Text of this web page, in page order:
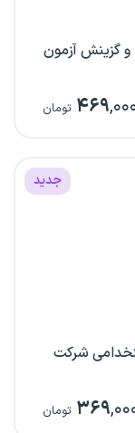
و گزینش آزمون
۴۶۹ تومان
جدید
شرکت
۳۶۹ تومان